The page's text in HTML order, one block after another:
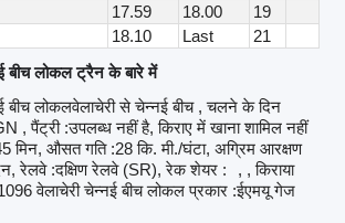
17.59 18.00
19
18.10 Last
21
बीच लोकल ट्रैन के बारे में
बीच लोकलवेलाचेरी से चेन्नई बीच , चलने के दिन
, पैंट्री :उपलब्ध नहीं है, किराए में खाना शामिल नहीं
मिन, औसत गति :28 कि. मी./घंटा, अग्रिम आरक्षण
रेलवे :दक्षिण रेलवे (SR), रेक शेयर :
, , किराया
वेलाचेरी चेन्नई बीच लोकल प्रकार :ईएमयू गेज